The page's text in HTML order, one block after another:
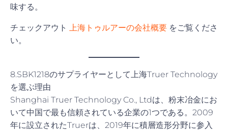
味する。
チェックアウト 上海トゥルアーの会社概要 をご覧くださ
い。
8.SBK1218のサプライヤーとして上海Truer Technology
を選ぶ理由
Shanghai Truer Technology Co., Ltdは、粉末冶金にお
いて中国で最も信頼されている企業の1つである。2009
年に設立されたTruerは、2019年に積層造形分野に参入